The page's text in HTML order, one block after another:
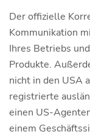
Der offizielle
Kommunikation
Ihres Betriebs
Produkte.
nicht in den USA
registrierte
einen US-
einem